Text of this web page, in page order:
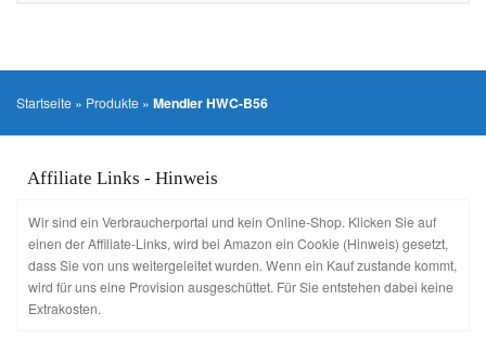
Startseite » Produkte » Mendler HWC-B56
Affiliate Links - Hinweis
Wir sind ein Verbraucherportal und kein Online-Shop. Klicken Sie auf
einen der Affiliate-Links, wird bei Amazon ein Cookie (Hinweis) gesetzt,
dass Sie von uns weitergeleitet wurden. Wenn ein Kauf zustande kommt,
wird für uns eine Provision ausgeschüttet. Für Sie entstehen dabei keine
Extrakosten.